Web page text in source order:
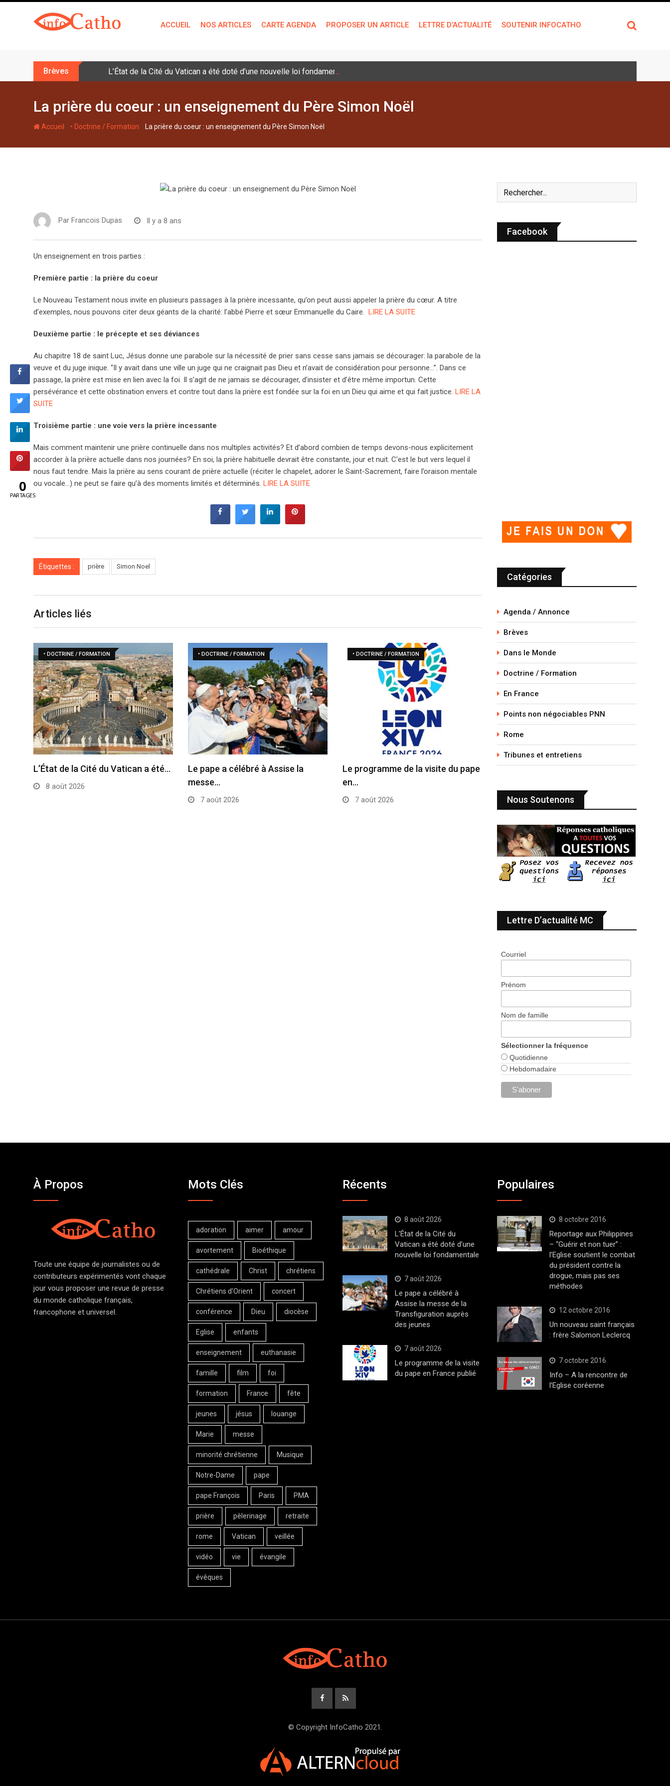
t
ACCUEIL NOS ARTICLES CARTE AGENDA PROPOSER UN ARTICLE LETTRE D’ACTUALITÉ SOUTENIR INFOCATHO
Brèves L’État de la Cité du Vatican a été doté d’une nouvelle loi fondamentale
La prière du coeur : un enseignement du Père Simon Noël
Accueil - • Doctrine / Formation - La prière du coeur : un enseignement du Père Simon Noël
Par Francois Dupas Il y a 8 ans
Un enseignement en trois parties :
Première partie : la prière du coeur
Le Nouveau Testament nous invite en plusieurs passages à la prière incessante, qu’on peut aussi appeler la prière du cœur. A titre
d’exemples, nous pouvons citer deux géants de la charité: l’abbé Pierre et sœur Emmanuelle du Caire. LIRE LA SUITE
Deuxième partie : le précepte et ses déviances
Au chapitre 18 de saint Luc, Jésus donne une parabole sur la nécessité de prier sans cesse sans jamais se décourager: la parabole de la
veuve et du juge inique. “Il y avait dans une ville un juge qui ne craignait pas Dieu et n’avait de considération pour personne…”. Dans ce
passage, la prière est mise en lien avec la foi. Il s’agit de ne jamais se décourager, d’insister et d’être même importun. Cette
persévérance et cette obstination envers et contre tout dans la prière est fondée sur la foi en un Dieu qui aime et qui fait justice. LIRE LA
SUITE
Troisième partie : une voie vers la prière incessante
Mais comment maintenir une prière continuelle dans nos multiples activités? Et d’abord combien de temps devons-nous explicitement
accorder à la prière actuelle dans nos journées? En soi, la prière habituelle devrait être constante, jour et nuit. C’est le but vers lequel il
nous faut tendre. Mais la prière au sens courant de prière actuelle (réciter le chapelet, adorer le Saint-Sacrement, faire l’oraison mentale
ou vocale…) ne peut se faire qu’à des moments limités et déterminés. LIRE LA SUITE
Étiquettes : prière Simon Noel
Articles liés
• DOCTRINE / FORMATION
L’État de la Cité du Vatican a été…
8 août 2026
• DOCTRINE / FORMATION
Le pape a célébré à Assise la
messe…
7 août 2026
• DOCTRINE / FORMATION
Le programme de la visite du pape
en…
7 août 2026
Facebook
Catégories
Agenda / Annonce
Brèves
Dans le Monde
Doctrine / Formation
En France
Points non négociables PNN
Rome
Tribunes et entretiens
Nous Soutenons
Lettre D’actualité MC
Courriel
Prénom
Nom de famille
Sélectionner la fréquence
Quotidienne
Hebdomadaire
À Propos
Toute une équipe de journalistes ou de
contributeurs expérimentés vont chaque
jour vous proposer une revue de presse
du monde catholique français,
francophone et universel.
Mots Clés
adoration aimer amour
avortement Bioéthique
cathédrale Christ chrétiens
Chrétiens d'Orient concert
conférence Dieu diocèse
Eglise enfants
enseignement euthanasie
famille film foi
formation France fête
jeunes jésus louange
Marie messe
minorité chrétienne Musique
Notre-Dame pape
pape François Paris PMA
prière pèlerinage retraite
rome Vatican veillée
vidéo vie évangile
évêques
Récents
8 août 2026
L’État de la Cité du
Vatican a été doté d’une
nouvelle loi fondamentale
7 août 2026
Le pape a célébré à
Assise la messe de la
Transfiguration auprès
des jeunes
7 août 2026
Le programme de la visite
du pape en France publié
Populaires
8 octobre 2016
Reportage aux Philippines
– “Guérir et non tuer” :
l’Eglise soutient le combat
du président contre la
drogue, mais pas ses
méthodes
12 octobre 2016
Un nouveau saint français
: frère Salomon Leclercq
7 octobre 2016
Info – A la rencontre de
l’Eglise coréenne
© Copyright InfoCatho 2021.
0
PARTAGES